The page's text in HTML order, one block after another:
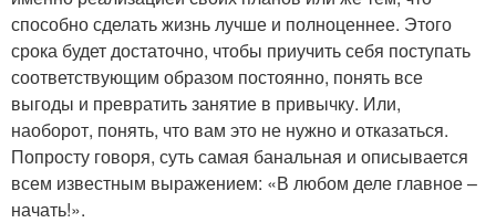
способно сделать жизнь лучше и полноценнее. Этого
срока будет достаточно, чтобы приучить себя поступать
соответствующим образом постоянно, понять все
выгоды и превратить занятие в привычку. Или,
наоборот, понять, что вам это не нужно и отказаться.
Попросту говоря, суть самая банальная и описывается
всем известным выражением: «В любом деле главное –
начать!».